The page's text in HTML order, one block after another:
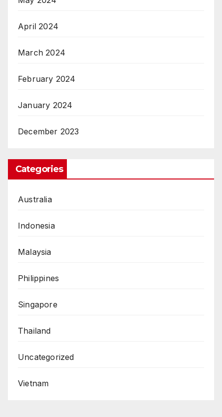
April 2024
March 2024
February 2024
January 2024
December 2023
Categories
Australia
Indonesia
Malaysia
Philippines
Singapore
Thailand
Uncategorized
Vietnam